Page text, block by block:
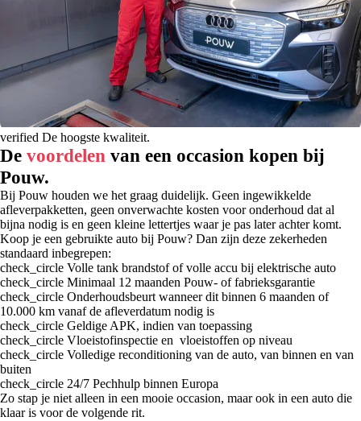
verified De hoogste kwaliteit.
De voordelen van een occasion kopen bij
Pouw.
Bij Pouw houden we het graag duidelijk. Geen ingewikkelde
afleverpakketten, geen onverwachte kosten voor onderhoud dat al
bijna nodig is en geen kleine lettertjes waar je pas later achter komt.
Koop je een gebruikte auto bij Pouw? Dan zijn deze zekerheden
standaard inbegrepen:
check_circle Volle tank brandstof of volle accu bij elektrische auto
check_circle Minimaal 12 maanden Pouw- of fabrieksgarantie
check_circle Onderhoudsbeurt wanneer dit binnen 6 maanden of
10.000 km vanaf de afleverdatum nodig is
check_circle Geldige APK, indien van toepassing
check_circle Vloeistofinspectie en vloeistoffen op niveau
check_circle Volledige reconditioning van de auto, van binnen en van
buiten
check_circle 24/7 Pechhulp binnen Europa
Zo stap je niet alleen in een mooie occasion, maar ook in een auto die
klaar is voor de volgende rit.